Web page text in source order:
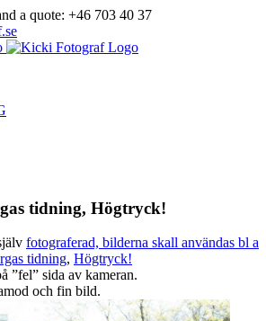
a quote: +46 703 40 37
tidning, Högtryck!
fotograferad, bilderna skall användas bl a
tidning, Högtryck!
”fel” sida av kameran.
och fin bild.